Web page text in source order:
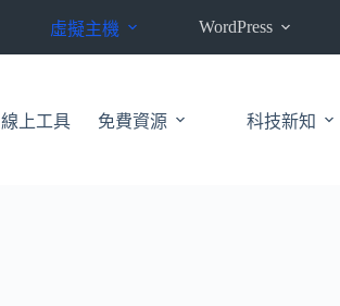
虛擬主機 WordPress
線上工具 免費資源 科技新知